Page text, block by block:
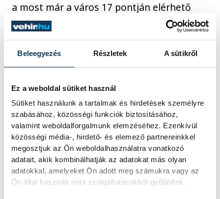
Beleegyezés Részletek A sütikről
Ez a weboldal sütiket használ
Sütiket használunk a tartalmak és hirdetések személyre
szabásához, közösségi funkciók biztosításához,
valamint weboldalforgalmunk elemzéséhez. Ezenkívül
közösségi média-, hirdető- és elemező partnereinkkel
megosztjuk az Ön weboldalhasználatra vonatkozó
adatait, akik kombinálhatják az adatokat más olyan
adatokkal, amelyeket Ön adott meg számukra vagy az
Ön által használt más szolgáltatásokból gyűjtöttek.
a most már a város 17 pontján elérhető
hálózatot.
közélet Porga Gyula
közlekedés
V-Busz
kerékpár
V-Bike
Polgári István
Continental